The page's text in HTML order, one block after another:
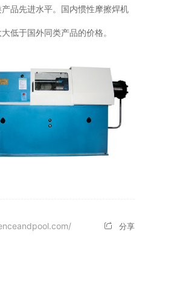
品先进水平。国内惯性摩擦焊机
低于国外同类产品的价格。
分享